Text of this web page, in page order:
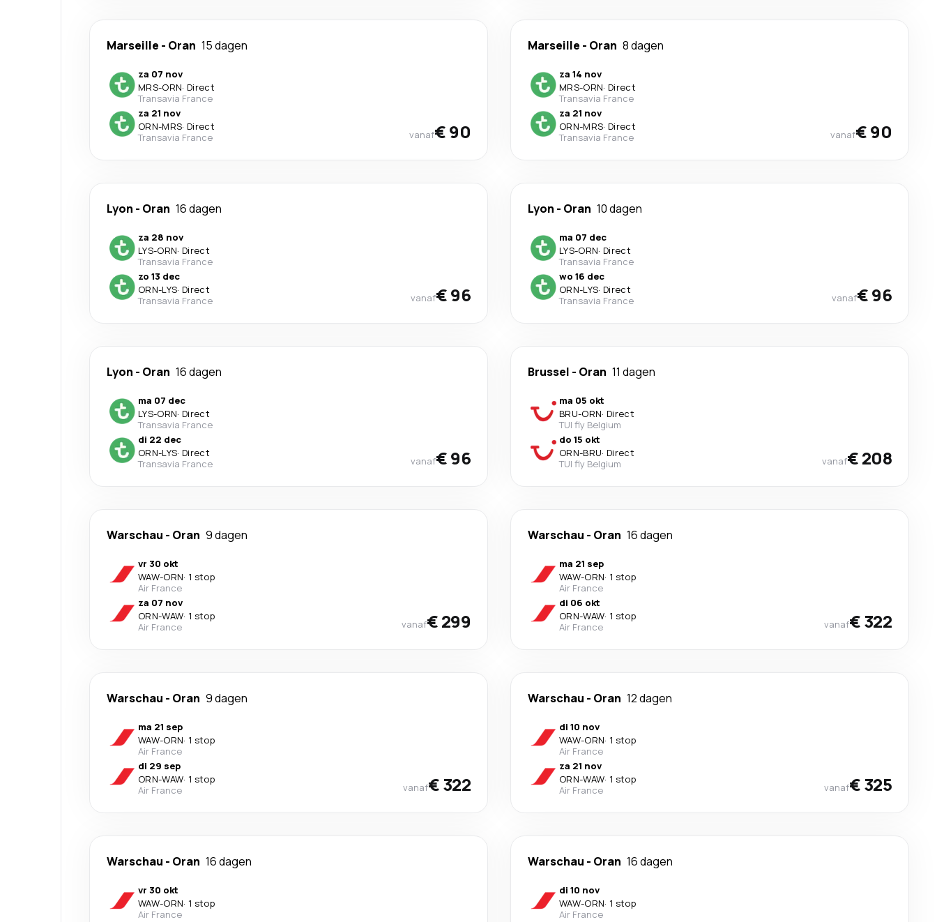
Marseille - Oran 15 dagen
za 07 nov
MRS-ORN· Direct
Transavia France
za 21 nov
ORN-MRS· Direct
Transavia France
vanaf€ 90
Marseille - Oran 8 dagen
za 14 nov
MRS-ORN· Direct
Transavia France
za 21 nov
ORN-MRS· Direct
Transavia France
vanaf€ 90
Lyon - Oran 16 dagen
za 28 nov
LYS-ORN· Direct
Transavia France
zo 13 dec
ORN-LYS· Direct
Transavia France
vanaf€ 96
Lyon - Oran 10 dagen
ma 07 dec
LYS-ORN· Direct
Transavia France
wo 16 dec
ORN-LYS· Direct
Transavia France
vanaf€ 96
Lyon - Oran 16 dagen
ma 07 dec
LYS-ORN· Direct
Transavia France
di 22 dec
ORN-LYS· Direct
Transavia France
vanaf€ 96
Brussel - Oran 11 dagen
ma 05 okt
BRU-ORN· Direct
TUI fly Belgium
do 15 okt
ORN-BRU· Direct
TUI fly Belgium
vanaf€ 208
Warschau - Oran 9 dagen
vr 30 okt
WAW-ORN· 1 stop
Air France
za 07 nov
ORN-WAW· 1 stop
Air France
vanaf€ 299
Warschau - Oran 16 dagen
ma 21 sep
WAW-ORN· 1 stop
Air France
di 06 okt
ORN-WAW· 1 stop
Air France
vanaf€ 322
Warschau - Oran 9 dagen
ma 21 sep
WAW-ORN· 1 stop
Air France
di 29 sep
ORN-WAW· 1 stop
Air France
vanaf€ 322
Warschau - Oran 12 dagen
di 10 nov
WAW-ORN· 1 stop
Air France
za 21 nov
ORN-WAW· 1 stop
Air France
vanaf€ 325
Warschau - Oran 16 dagen
vr 30 okt
WAW-ORN· 1 stop
Air France
Warschau - Oran 16 dagen
di 10 nov
WAW-ORN· 1 stop
Air France